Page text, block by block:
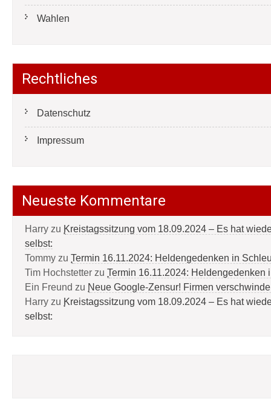
Wahlen
Rechtliches
Datenschutz
Impressum
Neueste Kommentare
Harry zu Kreistagssitzung vom 18.09.2024 – Es hat
selbst:
Tommy zu Termin 16.11.2024: Heldengedenken in
Tim Hochstetter zu Termin 16.11.2024: Heldengedenken
Ein Freund zu Neue Google-Zensur! Firmen
Harry zu Kreistagssitzung vom 18.09.2024 – Es hat
selbst: